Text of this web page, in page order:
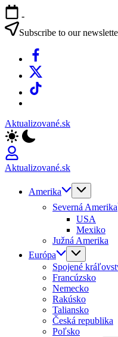
Skip
to
content
-
Subscribe to our
Facebook
X
TikTok
Aktualizované.sk
Aktualizované.sk
Amerika
Severná Amerika
USA
Mexiko
Južná Amerika
Európa
Spojené
Francúzsko
Nemecko
Rakúsko
Taliansko
Česká republika
Poľsko